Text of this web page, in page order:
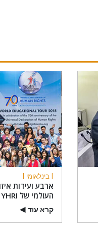
| בינלאומי |
ארבע ועידות
העולמי של YHRI
קרא עוד ▶